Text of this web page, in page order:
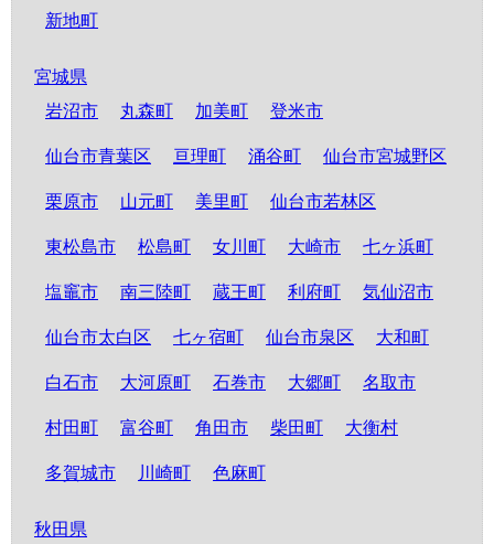
新地町
宮城県
岩沼市
丸森町 加美町 登米市
仙台市青葉区 亘理町 涌谷町 仙台市宮城野区
栗原市 山元町 美里町 仙台市若林区
東松島市 松島町 女川町 大崎市 七ヶ浜町
塩竈市 南三陸町 蔵王町 利府町 気仙沼市
仙台市太白区 七ヶ宿町 仙台市泉区 大和町
白石市 大河原町 石巻市 大郷町 名取市
村田町 富谷町 角田市 柴田町 大衡村
多賀城市 川崎町 色麻町
秋田県